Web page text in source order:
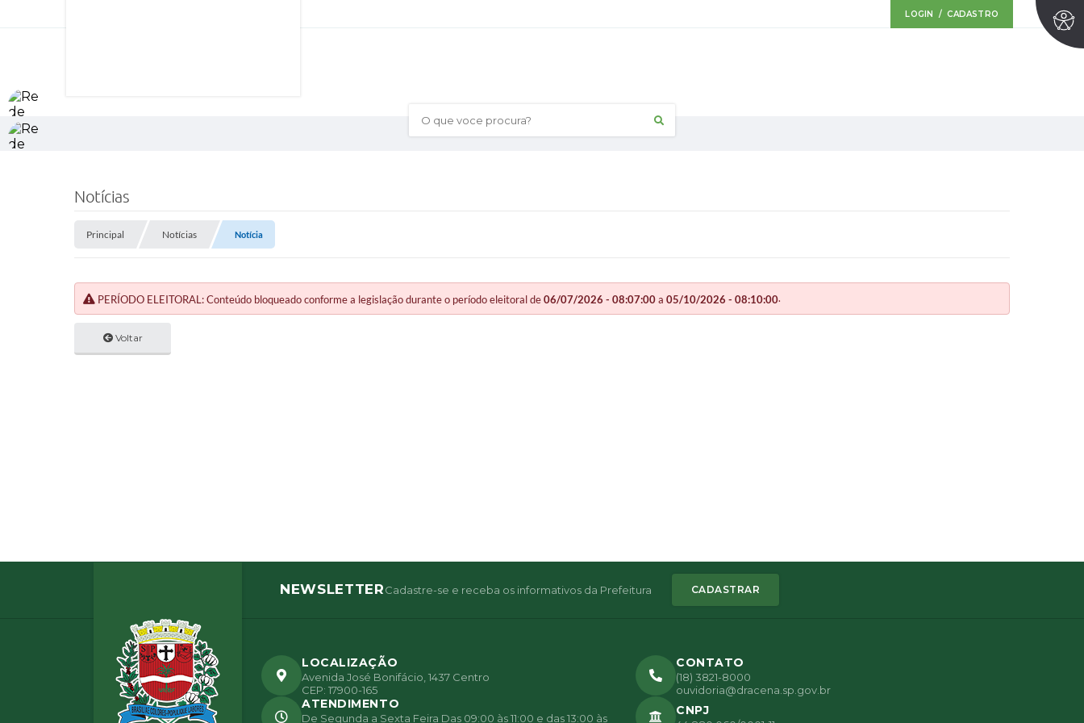
LOGIN / CADASTRO
O que voce procura?
Notícias
Principal Notícias Notícia
PERÍODO ELEITORAL: Conteúdo bloqueado conforme a legislação durante o período eleitoral de06/07/2026 - 08:07:00a 05/10/2026 - 08:10:00.
Voltar
NEWSLETTERCadastre-se e receba os informativos da Prefeitura CADASTRAR
LOCALIZAÇÃO
Avenida José Bonifácio, 1437 Centro
CEP: 17900-165
CONTATO
(18) 3821-8000
ouvidoria@dracena.sp.gov.br
ATENDIMENTO
De Segunda a Sexta Feira Das 09:00 às 11:00 e das 13:00 às
CNPJ